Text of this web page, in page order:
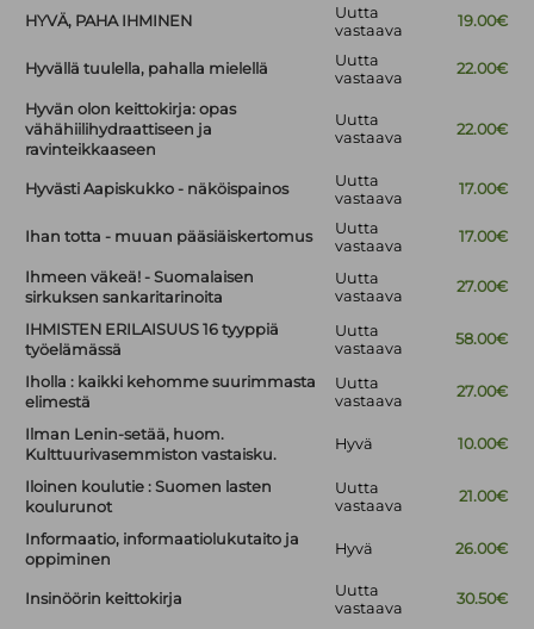
HYVÄ, PAHA IHMINEN
Uutta
vastaava
19.00€
Hyvällä tuulella, pahalla mielellä
Uutta
vastaava
22.00€
Hyvän olon keittokirja: opas
vähähiilihydraattiseen ja
ravinteikkaaseen
Uutta
vastaava
22.00€
Hyvästi Aapiskukko - näköispainos
Uutta
vastaava
17.00€
Ihan totta - muuan pääsiäiskertomus
Uutta
vastaava
17.00€
Ihmeen väkeä! - Suomalaisen
sirkuksen sankaritarinoita
Uutta
vastaava
27.00€
IHMISTEN ERILAISUUS 16 tyyppiä
työelämässä
Uutta
vastaava
58.00€
Iholla : kaikki kehomme suurimmasta
elimestä
Uutta
vastaava
27.00€
Ilman Lenin-setää, huom.
Kulttuurivasemmiston vastaisku.
Hyvä 10.00€
Iloinen koulutie : Suomen lasten
koulurunot
Uutta
vastaava
21.00€
Informaatio, informaatiolukutaito ja
oppiminen
Hyvä 26.00€
Insinöörin keittokirja
Uutta
vastaava
30.50€